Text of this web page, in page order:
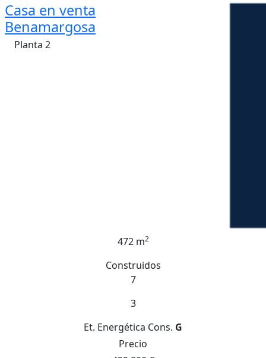
Casa en venta
Benamargosa
Planta 2
472 m2
Construidos
7
3
Et. Energética Cons. G
Precio